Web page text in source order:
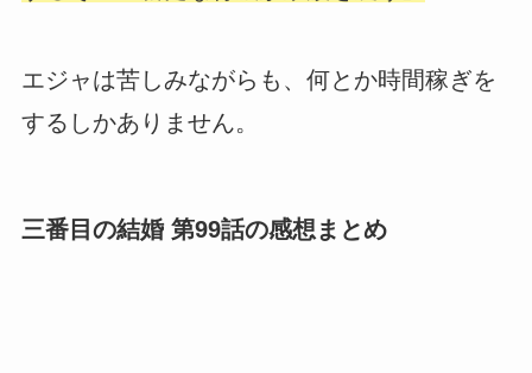
エジャは苦しみながらも、何とか時間稼ぎを
するしかありません。
三番目の結婚 第99話の感想まとめ